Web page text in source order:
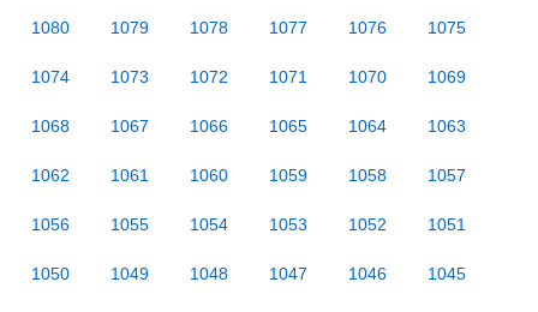
1080 1079 1078 1077 1076 1075
1074 1073 1072 1071 1070 1069
1068 1067 1066 1065 1064 1063
1062 1061 1060 1059 1058 1057
1056 1055 1054 1053 1052 1051
1050 1049 1048 1047 1046 1045